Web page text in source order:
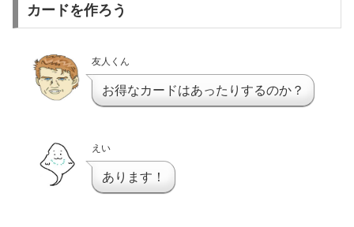
カードを作ろう
友人くん
お得なカードはあったりするのか？
えい
あります！